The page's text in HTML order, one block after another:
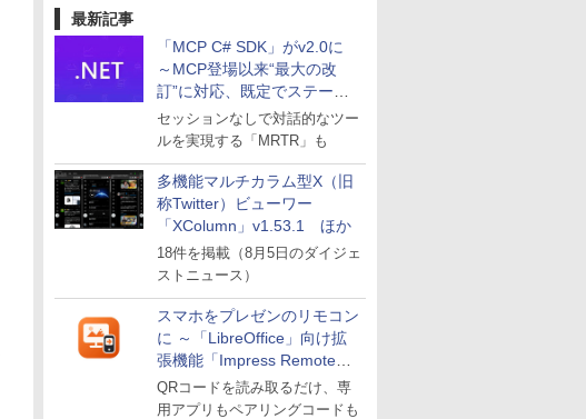
最新記事
「MCP C# SDK」がv2.0に
～MCP登場以来“最大の改
訂”に対応、既定でステート
レスへ
セッションなしで対話的なツー
ルを実現する「MRTR」も
多機能マルチカラム型X（旧
称Twitter）ビューワー
「XColumn」v1.53.1 ほか
18件を掲載（8月5日のダイジェ
ストニュース）
スマホをプレゼンのリモコン
に ～「LibreOffice」向け拡
張機能「Impress Remote」
が公開
QRコードを読み取るだけ、専
用アプリもペアリングコードも